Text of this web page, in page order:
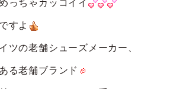
すよ
ツの老舗シューズメーカー、
る老舗ブランド